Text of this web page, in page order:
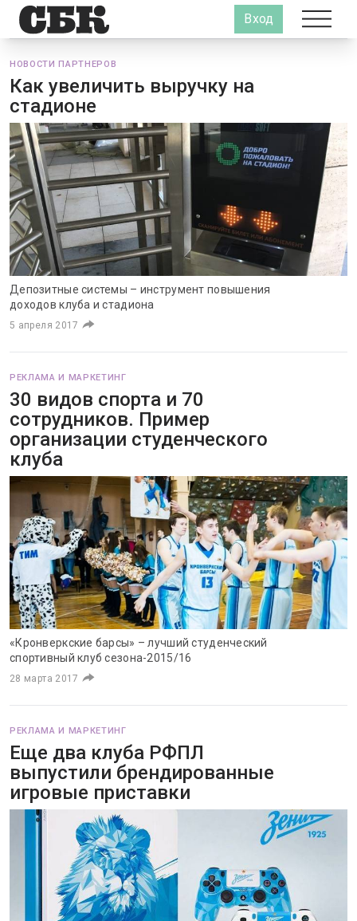
Вход
НОВОСТИ ПАРТНЕРОВ
Как увеличить выручку на
стадионе
Депозитные системы – инструмент повышения
доходов клуба и стадиона
5 апреля 2017
РЕКЛАМА И МАРКЕТИНГ
30 видов спорта и 70
сотрудников. Пример
организации студенческого
клуба
«Кронверкские барсы» – лучший студенческий
спортивный клуб сезона-2015/16
28 марта 2017
РЕКЛАМА И МАРКЕТИНГ
Еще два клуба РФПЛ
выпустили брендированные
игровые приставки